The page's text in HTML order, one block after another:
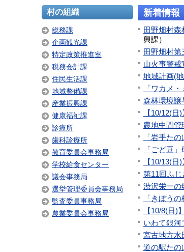
新着情報
田野畑村
興課）
田野畑村
山火事警戒
地域計画(
「ワカメ
森林環境譲
【10/12(
農地中間管
「岩手た
「ごど豆
【10/13(
第11回ふじ
渋沢栄一
「きぼう
【10/8(日)
いわて銀河
宮古地方水
道の駅たの
村の組織
総務課
企画観光課
特定政策推進室
税務会計課
住民生活課
地域整備課
産業振興課
健康福祉課
診療所
歯科診療所
教育委員会事務局
学校給食センター
議会事務局
選挙管理委員会事務局
監査委員事務局
農業委員会事務局